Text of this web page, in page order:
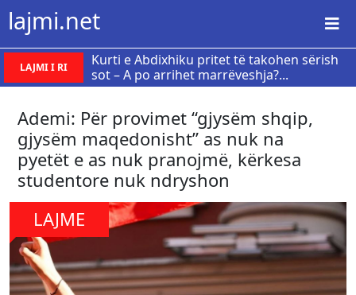
lajmi.net
LAJMI I RI
Kurti e Abdixhiku pritet të takohen sërish
sot – A po arrihet marrëveshja?...
Ademi: Për provimet “gjysëm shqip,
gjysëm maqedonisht” as nuk na
pyetët e as nuk pranojmë, kërkesa
studentore nuk ndryshon
LAJME